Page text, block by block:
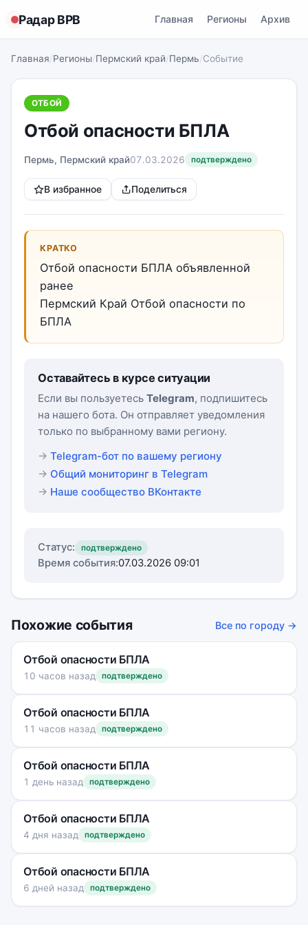
Радар ВРВ Главная Регионы Архив
Главная/Регионы/Пермский край/Пермь/Событие
ОТБОЙ
Отбой опасности БПЛА
Пермь, Пермский край07.03.2026 подтверждено
В избранное Поделиться
КРАТКО
Отбой опасности БПЛА объявленной
ранее
Пермский Край Отбой опасности по
БПЛА
Оставайтесь в курсе ситуации
Если вы пользуетесь Telegram, подпишитесь
на нашего бота. Он отправляет уведомления
только по выбранному вами региону.
Telegram-бот по вашему региону
Общий мониторинг в Telegram
Наше сообщество ВКонтакте
Статус: подтверждено
Время события:07.03.2026 09:01
Похожие события Все по городу →
Отбой опасности БПЛА
10 часов назад подтверждено
Отбой опасности БПЛА
11 часов назад подтверждено
Отбой опасности БПЛА
1 день назад подтверждено
Отбой опасности БПЛА
4 дня назад подтверждено
Отбой опасности БПЛА
6 дней назад подтверждено